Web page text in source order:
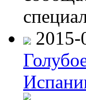
2015-